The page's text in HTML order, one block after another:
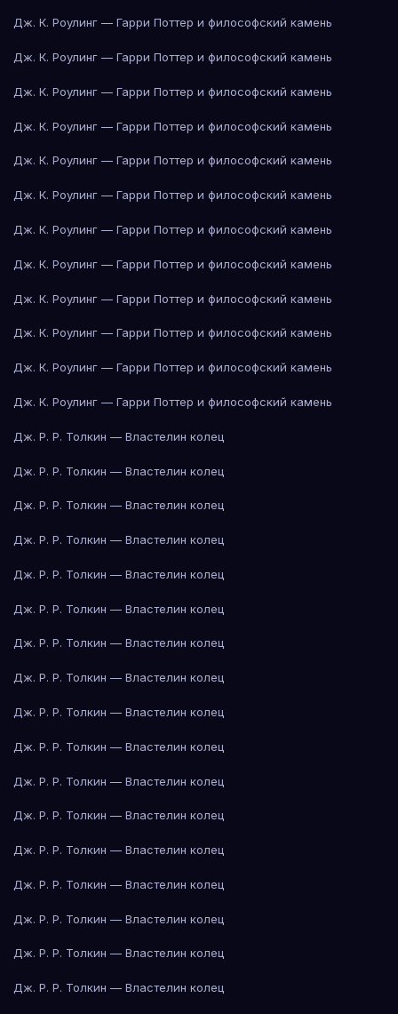
Дж. К. Роулинг — Гарри Поттер и философский камень
Дж. К. Роулинг — Гарри Поттер и философский камень
Дж. К. Роулинг — Гарри Поттер и философский камень
Дж. К. Роулинг — Гарри Поттер и философский камень
Дж. К. Роулинг — Гарри Поттер и философский камень
Дж. К. Роулинг — Гарри Поттер и философский камень
Дж. К. Роулинг — Гарри Поттер и философский камень
Дж. К. Роулинг — Гарри Поттер и философский камень
Дж. К. Роулинг — Гарри Поттер и философский камень
Дж. К. Роулинг — Гарри Поттер и философский камень
Дж. К. Роулинг — Гарри Поттер и философский камень
Дж. К. Роулинг — Гарри Поттер и философский камень
Дж. Р. Р. Толкин — Властелин колец
Дж. Р. Р. Толкин — Властелин колец
Дж. Р. Р. Толкин — Властелин колец
Дж. Р. Р. Толкин — Властелин колец
Дж. Р. Р. Толкин — Властелин колец
Дж. Р. Р. Толкин — Властелин колец
Дж. Р. Р. Толкин — Властелин колец
Дж. Р. Р. Толкин — Властелин колец
Дж. Р. Р. Толкин — Властелин колец
Дж. Р. Р. Толкин — Властелин колец
Дж. Р. Р. Толкин — Властелин колец
Дж. Р. Р. Толкин — Властелин колец
Дж. Р. Р. Толкин — Властелин колец
Дж. Р. Р. Толкин — Властелин колец
Дж. Р. Р. Толкин — Властелин колец
Дж. Р. Р. Толкин — Властелин колец
Дж. Р. Р. Толкин — Властелин колец